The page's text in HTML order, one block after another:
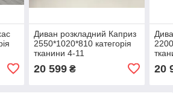
Диван розкладний Каприз
2550*1020*810 категорія
тканини 4-11
20 599₴ 20